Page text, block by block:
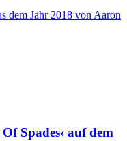
Spades‹ auf dem